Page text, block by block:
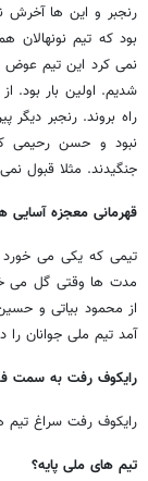
رنجبر و این ها آخرش
بود که تیم
شدیم. اولین بار بود.
راه بروند. رنجبر
نبود و حسن رحیمی
جنگیدند. مثلا قبول
قهرمانی معجزه آسایی
تیمی که یکی می خورد
مدت ها وقتی گل می
از محمود بیاتی و
آمد تیم ملی جوانان
رایکوف رفت به سمت
رایکوف رفت سراغ تیم
تیم های ملی پایه؟